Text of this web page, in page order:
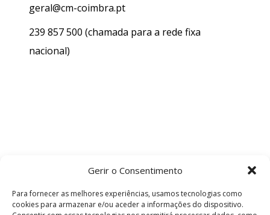
Gerir o Consentimento
Para fornecer as melhores experiências, usamos tecnologias como
cookies para armazenar e/ou aceder a informações do dispositivo.
geral@cm-coimbra.pt
239 857 500 (chamada para a rede fixa
nacional)